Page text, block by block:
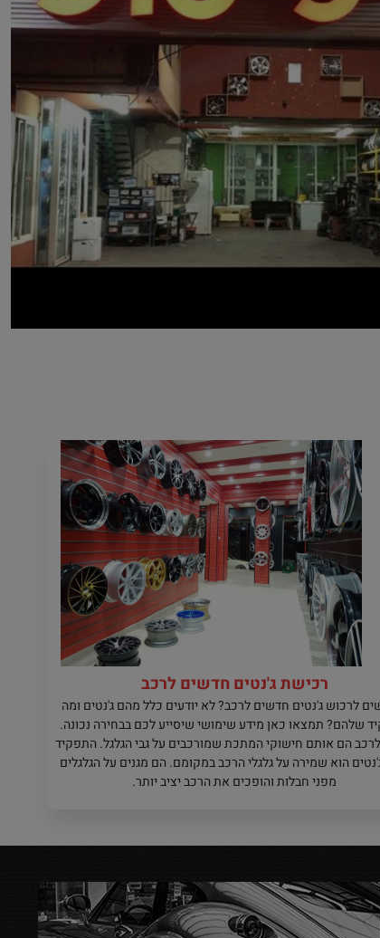
רכישת ג'נטים חדשים לרכב
לרכוש ג'נטים חדשים לרכב? לא יודעים כלל מהם ג'נטים ומה
שלהם? תמצאו כאן מידע שימושי שיסייע לכם בבחירה נכונה.
הם אותם חישוקי המתכת שמורכבים על גבי הגלגל. התפקיד
הוא שמירה על גלגלי הרכב במקומם. הם מגנים על הגלגלים
מפני חבלות והופכים את הרכב יציב יותר.